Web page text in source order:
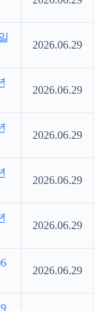
2026.06.29
2026.06.29
2026.06.29
2026.06.29
2026.06.29
2026.06.29